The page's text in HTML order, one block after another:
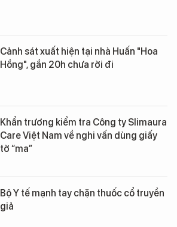
Cảnh sát xuất hiện tại nhà Huấn "Hoa
Hồng", gần 20h chưa rời đi
Khẩn trương kiểm tra Công ty Slimaura
Care Việt Nam về nghi vấn dùng giấy
tờ “ma”
Bộ Y tế mạnh tay chặn thuốc cổ truyền
giả